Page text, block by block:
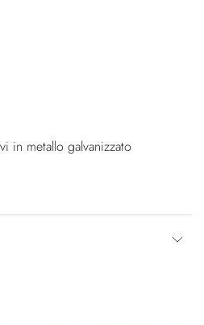
in metallo galvanizzato